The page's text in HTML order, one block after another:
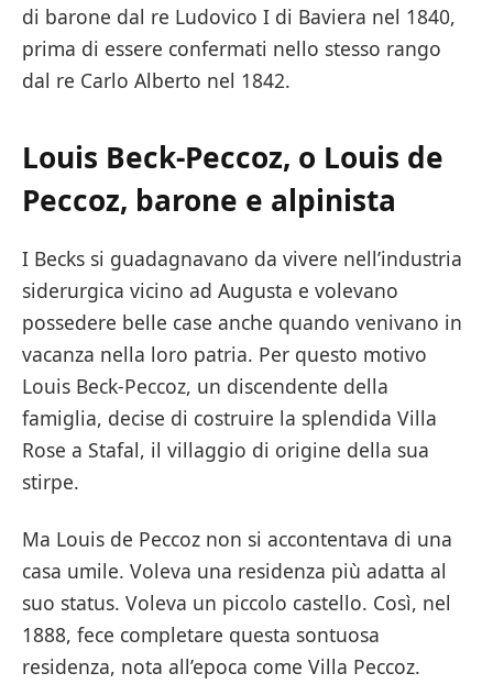
di barone dal re Ludovico I di Baviera nel 1840,
prima di essere confermati nello stesso rango
dal re Carlo Alberto nel 1842.
Louis Beck-Peccoz, o Louis de
Peccoz, barone e alpinista
I Becks si guadagnavano da vivere nell’industria
siderurgica vicino ad Augusta e volevano
possedere belle case anche quando venivano in
vacanza nella loro patria. Per questo motivo
Louis Beck-Peccoz, un discendente della
famiglia, decise di costruire la splendida Villa
Rose a Stafal, il villaggio di origine della sua
stirpe.
Ma Louis de Peccoz non si accontentava di una
casa umile. Voleva una residenza più adatta al
suo status. Voleva un piccolo castello. Così, nel
1888, fece completare questa sontuosa
residenza, nota all’epoca come Villa Peccoz.